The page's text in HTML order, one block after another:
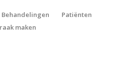
Behandelingen
Patiënten
maken